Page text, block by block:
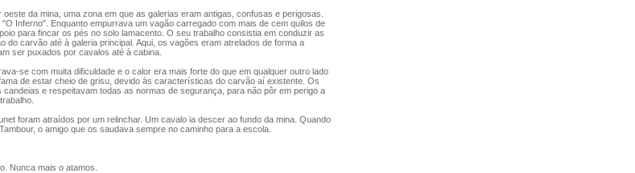
da mina, uma zona em que as galerias eram antigas, confusas e perigosas.
Inferno". Enquanto empurrava um vagão carregado com mais de cem quilos de
para fincar os pés no solo lamacento. O seu trabalho consistia em conduzir as
do carvão até à galeria principal. Aqui, os vagões eram atrelados de forma a
ser puxados por cavalos até à cabina.
se com muita dificuldade e o calor era mais forte do que em qualquer outro lado
de estar cheio de grisu, devido às características do carvão aí existente. Os
candeias e respeitavam todas as normas de segurança, para não pôr em perigo a
foram atraídos por um relinchar. Um cavalo ia descer ao fundo da mina. Quando
o amigo que os saudava sempre no caminho para a escola.
Nunca mais o atamos.